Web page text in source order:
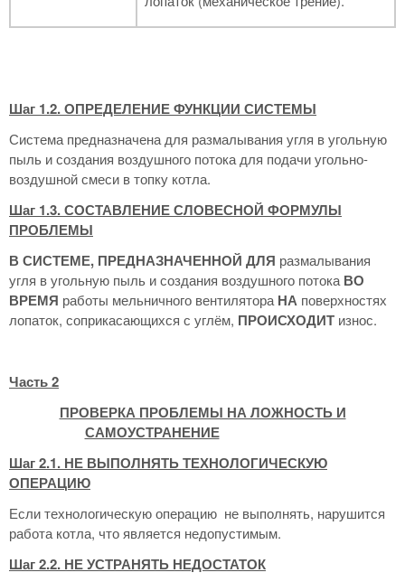
Шаг 1.2. ОПРЕДЕЛЕНИЕ ФУНКЦИИ СИСТЕМЫ
Система предназначена для размалывания угля в угольную
пыль и создания воздушного потока для подачи угольно-
воздушной смеси в топку котла.
Шаг 1.3. СОСТАВЛЕНИЕ СЛОВЕСНОЙ ФОРМУЛЫ
ПРОБЛЕМЫ
В СИСТЕМЕ, ПРЕДНАЗНАЧЕННОЙ ДЛЯ размалывания
угля в угольную пыль и создания воздушного потока ВО
ВРЕМЯ работы мельничного вентилятора НА поверхностях
лопаток, соприкасающихся с углём, ПРОИСХОДИТ износ.
Часть 2
ПРОВЕРКА ПРОБЛЕМЫ НА ЛОЖНОСТЬ И
САМОУСТРАНЕНИЕ
Шаг2.1. НЕ ВЫПОЛНЯТЬ ТЕХНОЛОГИЧЕСКУЮ
ОПЕРАЦИЮ
Если технологическую операцию не выполнять, нарушится
работа котла, что является недопустимым.
Шаг 2.2. НЕ УСТРАНЯТЬ НЕДОСТАТОК